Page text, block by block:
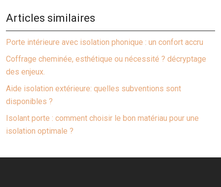
Articles similaires
Porte intérieure avec isolation phonique : un confort accru
Coffrage cheminée, esthétique ou nécessité ? décryptage
des enjeux.
Aide isolation extérieure: quelles subventions sont
disponibles ?
Isolant porte : comment choisir le bon matériau pour une
isolation optimale ?